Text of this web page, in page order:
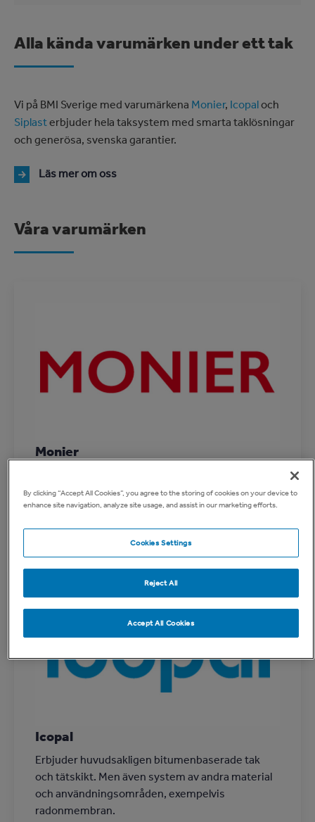
Alla kända varumärken under ett tak
Vi på BMI Sverige med varumärkena Monier, Icopaloch
Siplasterbjuder hela taksystem med smarta taklösningar
och generösa, svenska garantier.
Läs mer om oss
Våra varumärken
Monier
och betong, tillsammans med
underlagsprodukter och taksäkerhet.
Icopal
Erbjuder huvudsakligen bitumenbaserade tak
och tätskikt. Men även system av andra material
och användningsområden, exempelvis
radonmembran.
By clicking “Accept All Cookies”, you agree to the storing of cookies on your device to
enhance site navigation, analyze site usage, and assist in our marketing efforts.
Cookies Settings
Reject All
Accept All Cookies